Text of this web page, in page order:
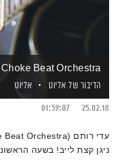
Choke Beat Orchestra באולפן
הדיבור של אליוט
אליוט
25.02.18
01:59:07
ניגן קצת לייב! בשעה